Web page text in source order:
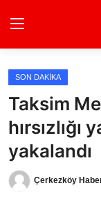
Ana Sayfa
Son Dakika
Ekonomi Haberleri
Magazin Haberleri
SON DAKIKA
Taksim
hırsızlığı
yakalandı
Çerkezköy